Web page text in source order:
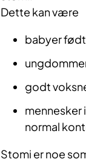
Dette kan være
babyer
godt
mennesker
normal
Stomi er noe